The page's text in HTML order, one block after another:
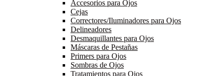
Accesorios para Ojos
Cejas
Correctores/Iluminadores para Ojos
Delineadores
Desmaquillantes para Ojos
Máscaras de Pestañas
Primers para Ojos
Sombras de Ojos
Tratamientos para Ojos